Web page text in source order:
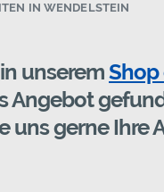
IN WENDELSTEIN
unserem
Angebot
uns gerne Ihre